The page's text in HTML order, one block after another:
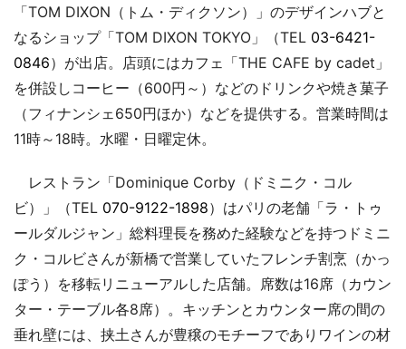
「TOM DIXON（トム・ディクソン）」のデザインハブと
なるショップ「TOM DIXON TOKYO」（TEL 03-6421-
0846）が出店。店頭にはカフェ「THE CAFE by cadet」
を併設しコーヒー（600円～）などのドリンクや焼き菓子
（フィナンシェ650円ほか）などを提供する。営業時間は
11時～18時。水曜・日曜定休。
レストラン「Dominique Corby（ドミニク・コル
ビ）」（TEL 070-9122-1898）はパリの老舗「ラ・トゥ
ールダルジャン」総料理長を務めた経験などを持つドミニ
ク・コルビさんが新橋で営業していたフレンチ割烹（かっ
ぽう）を移転リニューアルした店舗。席数は16席（カウン
ター・テーブル各8席）。キッチンとカウンター席の間の
垂れ壁には、挟土さんが豊穣のモチーフでありワインの材